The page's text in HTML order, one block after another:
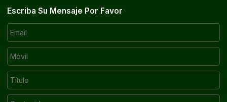
Escriba Su Mensaje Por Favor